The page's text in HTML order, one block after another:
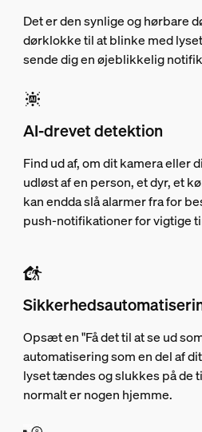
Det er den synlige og hørbare
dørklokke til at blinke med
sende dig en øjeblikkelig
AI-drevet detektion
Find ud af, om dit kamera eller
udløst af en person, et dyr, et
kan endda slå alarmer fra for
push-notifikationer for vigtige
Opsæt en "Få det til at se ud
automatisering som en del af
lyset tændes og slukkes på de
normalt er nogen hjemme.